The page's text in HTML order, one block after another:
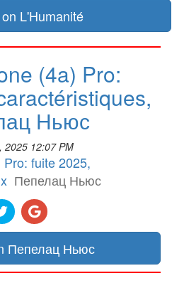
L'Humanité
(4a) Pro:
Ньюс
2025 12:07 PM
fuite 2025,
Пепелац Ньюс
Пепелац Ньюс